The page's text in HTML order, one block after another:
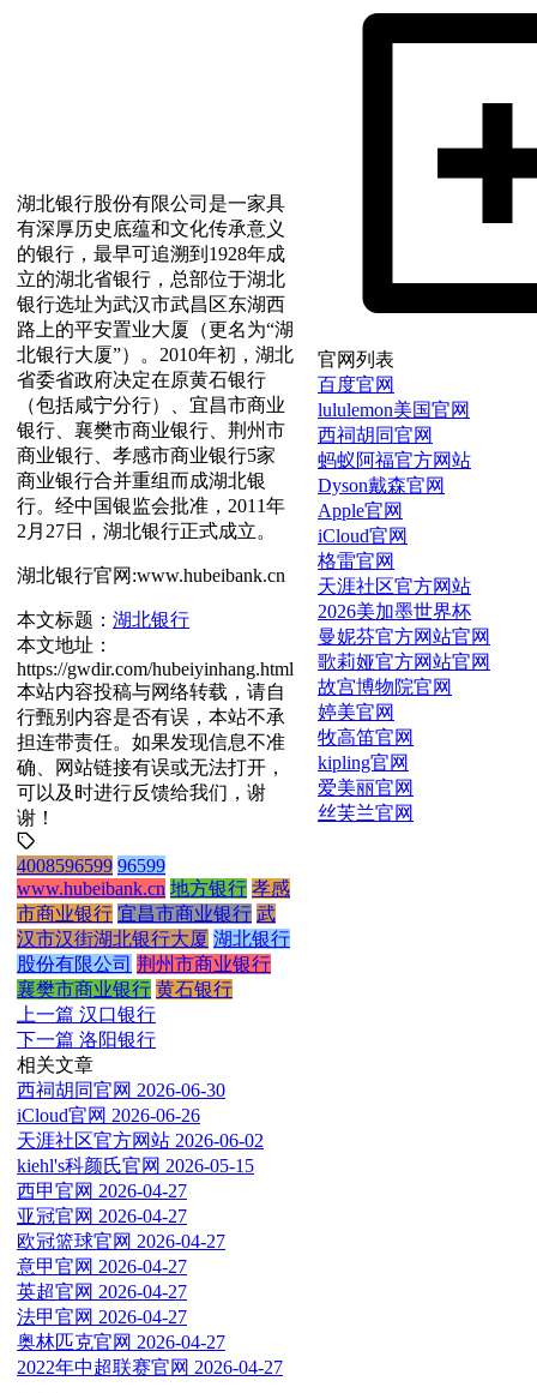
湖北银行股份有限公司是一家具
有深厚历史底蕴和文化传承意义
的银行，最早可追溯到1928年成
立的湖北省银行，总部位于湖北
银行选址为武汉市武昌区东湖西
路上的平安置业大厦（更名为“湖
北银行大厦”）。2010年初，湖北
省委省政府决定在原黄石银行
（包括咸宁分行）、宜昌市商业
银行、襄樊市商业银行、荆州市
商业银行、孝感市商业银行5家
商业银行合并重组而成湖北银
行。经中国银监会批准，2011年
2月27日，湖北银行正式成立。
湖北银行官网:www.hubeibank.cn
本文标题： 湖北银行
本文地址：
https://gwdir.com/hubeiyinhang.html
本站内容投稿与网络转载，请自
行甄别内容是否有误，本站不承
担连带责任。如果发现信息不准
确、网站链接有误或无法打开，
可以及时进行反馈给我们，谢
谢！
4008596599 96599
www.hubeibank.cn 地方银行 孝感
市商业银行 宜昌市商业银行 武
汉市汉街湖北银行大厦 湖北银行
股份有限公司 荆州市商业银行
襄樊市商业银行 黄石银行
上一篇 汉口银行
下一篇 洛阳银行
相关文章
西祠胡同官网 2026-06-30
iCloud官网 2026-06-26
天涯社区官方网站 2026-06-02
kiehl's科颜氏官网 2026-05-15
西甲官网 2026-04-27
亚冠官网 2026-04-27
欧冠篮球官网 2026-04-27
意甲官网 2026-04-27
英超官网 2026-04-27
法甲官网 2026-04-27
奥林匹克官网 2026-04-27
2022年中超联赛官网 2026-04-27
官网列表
百度官网
lululemon美国官网
西祠胡同官网
蚂蚁阿福官方网站
Dyson戴森官网
Apple官网
iCloud官网
格雷官网
天涯社区官方网站
2026美加墨世界杯
曼妮芬官方网站官网
歌莉娅官方网站官网
故宫博物院官网
婷美官网
牧高笛官网
kipling官网
爱美丽官网
丝芙兰官网